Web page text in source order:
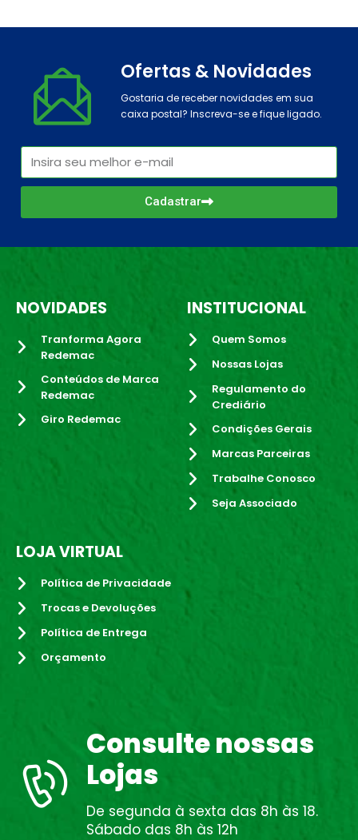
Ofertas & Novidades
Gostaria de receber novidades em sua
caixa postal? Inscreva-se e fique ligado.
Cadastrar
NOVIDADES
Tranforma Agora
Redemac
Conteúdos de Marca
Redemac
Giro Redemac
INSTITUCIONAL
Quem Somos
Nossas Lojas
Regulamento do
Crediário
Condições Gerais
Marcas Parceiras
Trabalhe Conosco
Seja Associado
LOJA VIRTUAL
Política de Privacidade
Trocas e Devoluções
Política de Entrega
Orçamento
Consulte nossas
Lojas
De segunda à sexta das 8h às 18.
Sábado das 8h às 12h